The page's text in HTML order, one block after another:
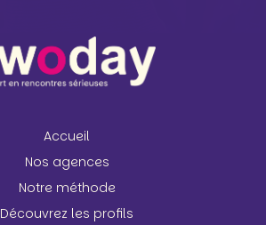
Accueil
Nos agences
Notre méthode
Découvrez les profils